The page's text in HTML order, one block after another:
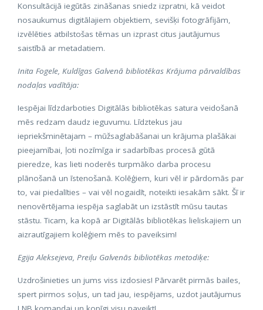
Konsultācijā iegūtās zināšanas sniedz izpratni, kā veidot
nosaukumus digitālajiem objektiem, sevišķi fotogrāfijām,
izvēlēties atbilstošas tēmas un izprast citus jautājumus
saistībā ar metadatiem.
Inita Fogele, Kuldīgas Galvenā bibliotēkas Krājuma pārvaldības
nodaļas vadītāja:
Iespējai līdzdarboties Digitālās bibliotēkas satura veidošanā
mēs redzam daudz ieguvumu. Līdztekus jau
iepriekšminētajam – mūžsaglabāšanai un krājuma plašākai
pieejamībai, ļoti nozīmīga ir sadarbības procesā gūtā
pieredze, kas lieti noderēs turpmāko darba procesu
plānošanā un īstenošanā. Kolēģiem, kuri vēl ir pārdomās par
to, vai piedalīties – vai vēl nogaidīt, noteikti iesakām sākt. Šī ir
nenovērtējama iespēja saglabāt un izstāstīt mūsu tautas
stāstu. Ticam, ka kopā ar Digitālās bibliotēkas lieliskajiem un
aizrautīgajiem kolēģiem mēs to paveiksim!
Egija Aleksejeva, Preiļu Galvenās bibliotēkas metodiķe:
Uzdrošinieties un jums viss izdosies! Pārvarēt pirmās bailes,
spert pirmos soļus, un tad jau, iespējams, uzdot jautājumus